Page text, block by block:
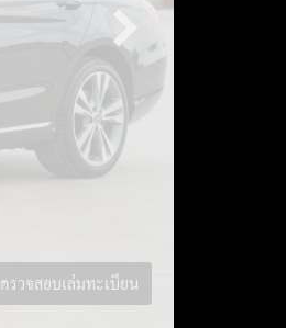
ตรวจสอบเล่มทะเบียน